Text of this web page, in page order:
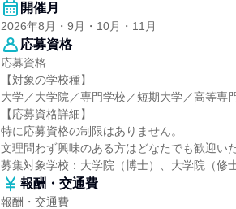
開催月
2026年8月・9月・10月・11月
応募資格
応募資格
【対象の学校種】
大学／大学院／専門学校／短期大学／高等専
【応募資格詳細】
特に応募資格の制限はありません。
文理問わず興味のある方はどなたでも歓迎い
募集対象学校：大学院（博士）、大学院（修
報酬・交通費
報酬・交通費